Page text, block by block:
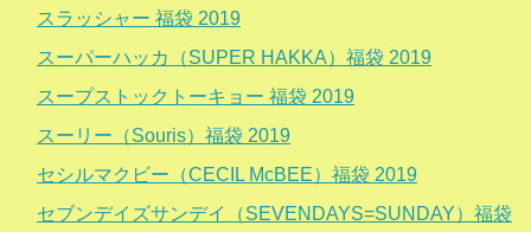
スラッシャー 福袋 2019
スーパーハッカ（SUPER HAKKA）福袋 2019
スープストックトーキョー 福袋 2019
スーリー（Souris）福袋 2019
セシルマクビー（CECIL McBEE）福袋 2019
セブンデイズサンデイ（SEVENDAYS=SUNDAY）福袋